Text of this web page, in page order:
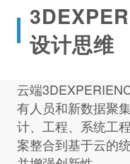
设计思维
云端
有人员和新数据聚
计、工程、系统工
案整合到基于云的